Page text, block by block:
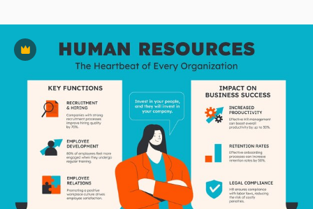
Premium